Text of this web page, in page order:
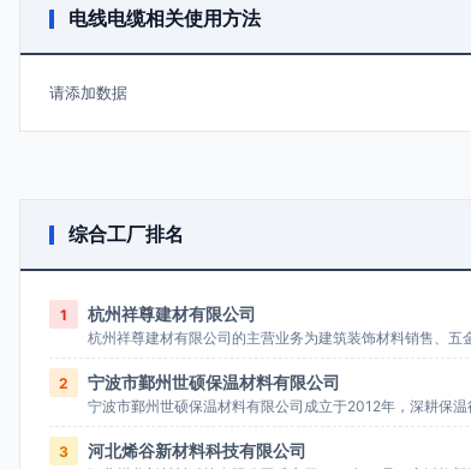
电线电缆相关使用方法
请添加数据
综合工厂排名
1 杭州祥尊建材有限公司
2 宁波市鄞州世硕保温材料有限公司
3 河北烯谷新材料科技有限公司